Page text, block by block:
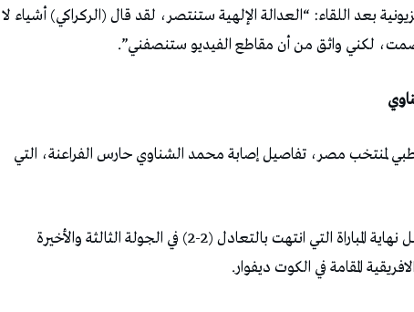
بعد اللقاء: “العدالة الإلهية ستنتصر، لقد قال (الركراكي) أشياء لا
لكني واثق من أن مقاطع الفيديو ستنصفني”.
لمنتخب مصر، تفاصيل إصابة محمد الشناوي حارس الفراعنة، التي
وخرج الشناوي مصابًا، بعدة دقائق قبل نهاية المباراة التي انتهت بالتعادل (2-2) في الجولة الثالثة والأخيرة
المقامة في الكوت ديفوار.